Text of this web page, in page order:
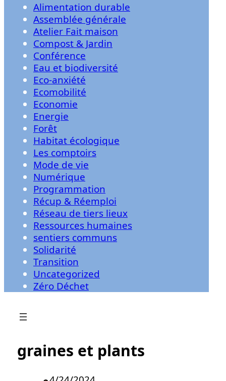
Alimentation durable
Assemblée générale
Atelier Fait maison
Compost & Jardin
Conférence
Eau et biodiversité
Eco-anxiété
Ecomobilité
Economie
Energie
Forêt
Habitat écologique
Les comptoirs
Mode de vie
Numérique
Programmation
Récup & Réemploi
Réseau de tiers lieux
Ressources humaines
sentiers communs
Solidarité
Transition
Uncategorized
Zéro Déchet
graines et plants